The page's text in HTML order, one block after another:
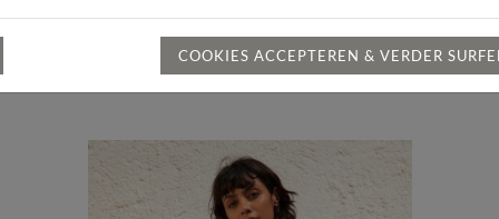
unieke benadering van kleding, waarbij innovatie,
maar ook een statement maakt, dan is Atmos de
passen in onze winkel in Diepenbeek, waar je
COOKIES ACCEPTEREN & VERDER